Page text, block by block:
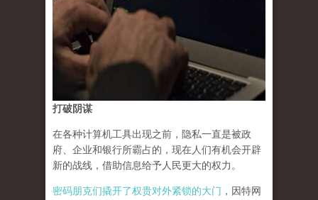
打破阴谋
在各种计算机工具出现之前，隐私一直是被政
府、企业和银行所霸占的，现在人们有机会开辟
新的战线，借助信息给予人民更大的权力。
密码朋克们撬开了权贵对外紧锁的大门 ，因特网